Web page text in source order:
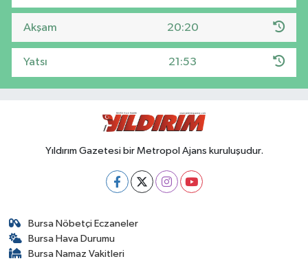
Akşam 20:20
Yatsı 21:53
Yıldırım Gazetesi bir Metropol Ajans kuruluşudur.
Bursa Nöbetçi Eczaneler
Bursa Hava Durumu
Bursa Namaz Vakitleri